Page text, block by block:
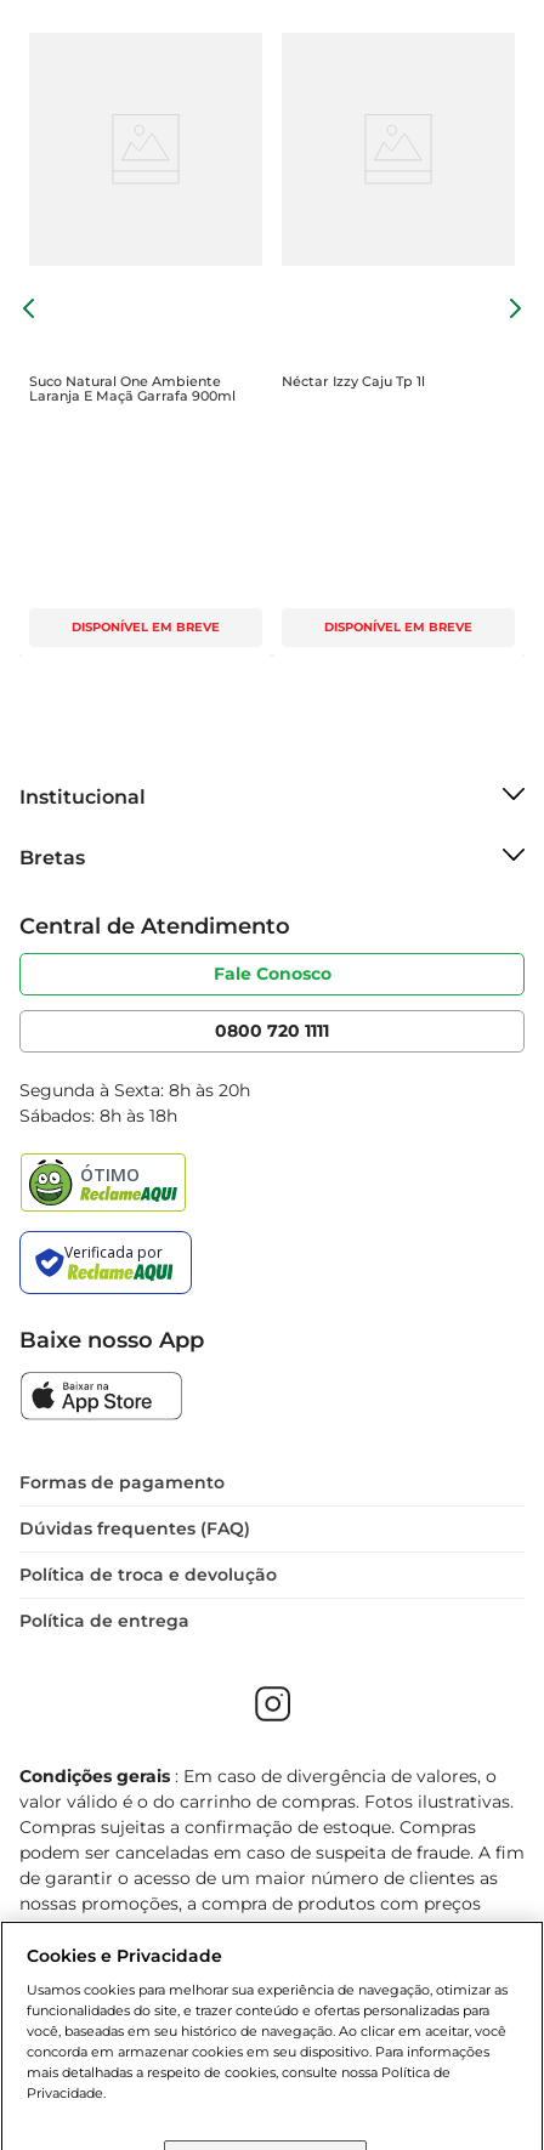
Suco Natural One Ambiente
Laranja E Maçã Garrafa 900ml
DISPONÍVEL EM BREVE
Néctar Izzy Caju Tp 1l
DISPONÍVEL EM BREVE
Institucional
Grupo Cencosud
Sobre privacidade
Portal do fornecedor
Cencosud Media
Bretas
Produtos Bretas
Código de ética
Serviços
Clube Bretas
Blog Bretas
Black Friday
Central de Atendimento
Fale Conosco
0800 720 1111
Segunda à Sexta: 8h às 20h
Sábados: 8h às 18h
Baixe nosso App
Formas de pagamento
Dúvidas frequentes (FAQ)
Política de troca e devolução
Política de entrega
Condições gerais : Em caso de divergência de valores, o
valor válido é o do carrinho de compras. Fotos ilustrativas.
Compras sujeitas a confirmação de estoque. Compras
podem ser canceladas em caso de suspeita de fraude. A fim
de garantir o acesso de um maior número de clientes as
nossas promoções, a compra de produtos com preços
promocionais poderá ter sua quantidade limitada por
cliente. Os preços, ofertas e condições são exclusivos para
o e-commerce e válidos durante o dia de hoje, podendo
sofrer alterações sem prévia notificação. Proibida a venda
de bebidas alcoólicas para menores de 18 anos, conforme
Lei n.º 8069/90, art. 81, inciso II (Estatuto da Criança e do
Adolescente). Preços e condições exclusivos para o
Cookies e Privacidade
Usamos cookies para melhorar sua experiência de navegação, otimizar as
funcionalidades do site, e trazer conteúdo e ofertas personalizadas para
você, baseadas em seu histórico de navegação. Ao clicar em aceitar, você
concorda em armazenar cookies em seu dispositivo. Para informações
mais detalhadas a respeito de cookies, consulte nossa Política de
Privacidade.